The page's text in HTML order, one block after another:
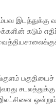
கடும்
ஒன்றும்